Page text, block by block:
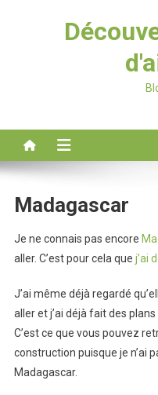
Madagascar
Je ne connais pas encore
aller. C’est pour cela que j’ai
J’ai même déjà regardé
aller et j’ai déjà fait des
C’est ce que vous pouvez
construction puisque je n’ai
Madagascar.